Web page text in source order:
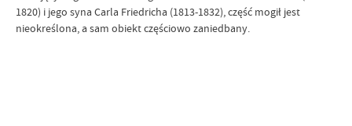
1820) i jego syna Carla Friedricha (1813-1832), część mogił jest
nieokreślona, a sam obiekt częściowo zaniedbany.